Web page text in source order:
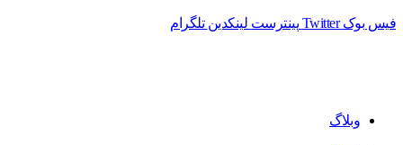
فیس بوک Twitter پینترست لینکدین تلگرام
وبلاگ